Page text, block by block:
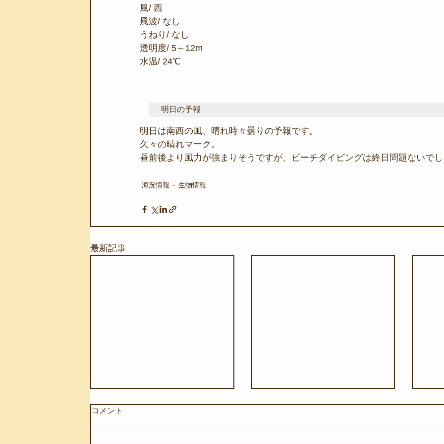
風/ 西
風波/ なし
うねり/ なし
透明度/ 5～12m
水温/ 24℃
明日の予報
明日は南西の風、晴れ時々曇りの予報です。
久々の晴れマーク。
昼前後より風力が強まりそうですが、ビーチダイビングは終日問題ないで
海況情報 生物情報
最新記事
コメント